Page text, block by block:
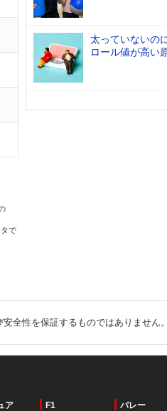
で
太っていないの
ロール値が高い
全性を保証するものではありません
ア F1 バレー